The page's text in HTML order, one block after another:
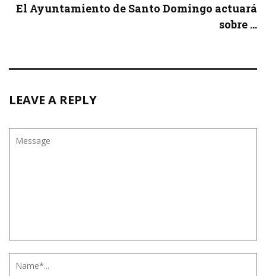
El Ayuntamiento de Santo Domingo actuará
sobre ...
LEAVE A REPLY